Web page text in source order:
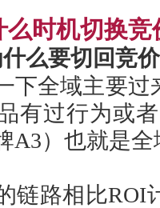
么时机切换竞
么要切回竞
下全域主要
有过行为或
） 也就是全
链路相比ROI